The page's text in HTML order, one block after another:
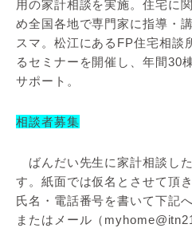
用の家計相談を実施。住宅に
め全国各地で専門家に指導・
スマ。松江にあるFP住宅相談
るセミナーを開催し、年間30
サポート。
相談者募集
ばんだい先生に家計相談し
す。紙面では仮名とさせて頂
氏名・電話番号を書いて下記
またはメール（